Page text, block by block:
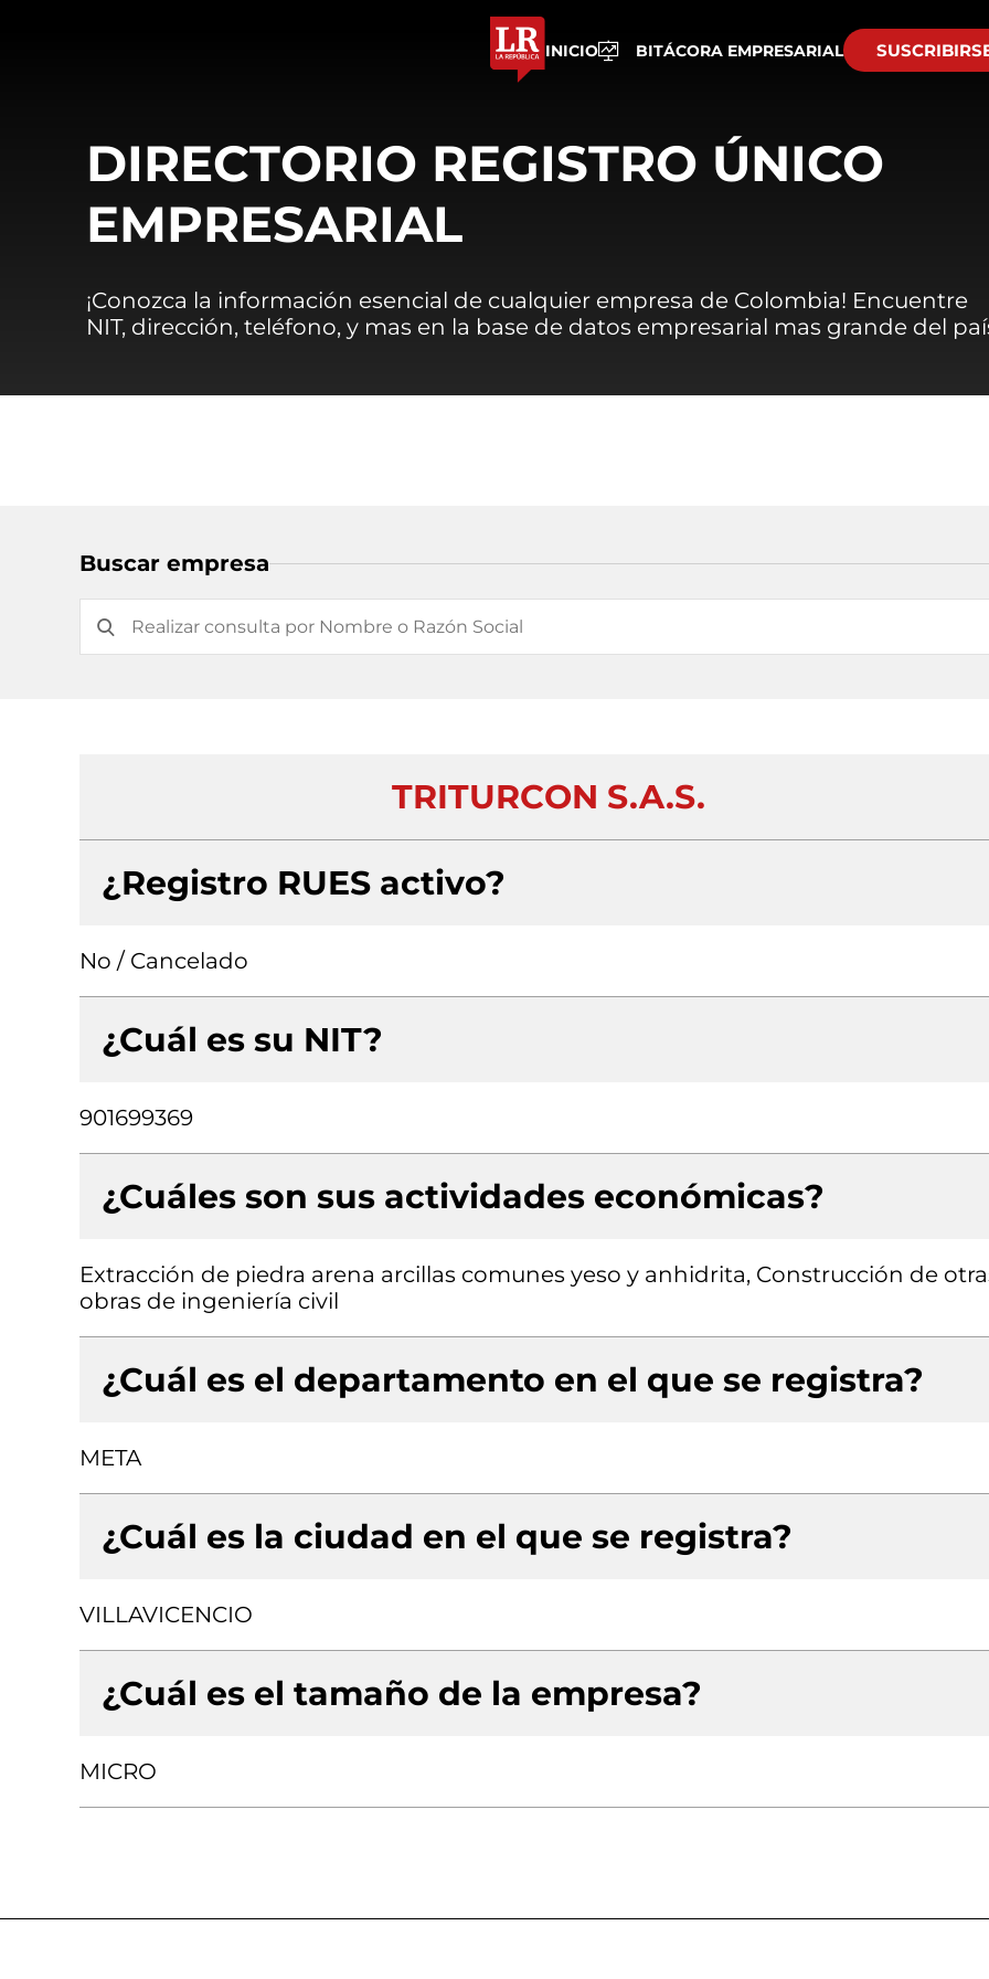
INICIO BITÁCORA EMPRESARIAL
DIRECTORIO REGISTRO ÚNICO
EMPRESARIAL
¡Conozca la información esencial de cualquier empresa de Colombia! Encuentre
NIT, dirección, teléfono, y mas en la base de datos empresarial mas grande del
Buscar empresa
TRITURCON S.A.S.
¿Registro RUES activo?
No / Cancelado
¿Cuál es su NIT?
901699369
¿Cuáles son sus actividades económicas?
Extracción de piedra arena arcillas comunes yeso y anhidrita, Construcción de
obras de ingeniería civil
¿Cuál es el departamento en el que se registra?
META
¿Cuál es la ciudad en el que se registra?
VILLAVICENCIO
¿Cuál es el tamaño de la empresa?
MICRO